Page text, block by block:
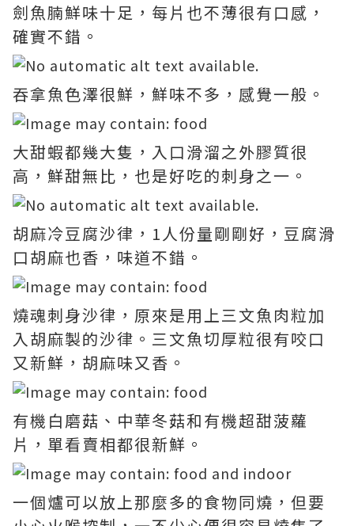
劍魚腩鮮味十足，每片也不薄很有口感，
確實不錯。
吞拿魚色澤很鮮，鮮味不多，感覺一般。
大甜蝦都幾大隻，入口滑溜之外膠質很
高，鮮甜無比，也是好吃的刺身之一。
胡麻冷豆腐沙律，1人份量剛剛好，豆腐滑
口胡麻也香，味道不錯。
燒魂刺身沙律，原來是用上三文魚肉粒加
入胡麻製的沙律。三文魚切厚粒很有咬口
又新鮮，胡麻味又香。
有機白磨菇、中華冬菇和有機超甜菠蘿
片，單看賣相都很新鮮。
一個爐可以放上那麼多的食物同燒，但要